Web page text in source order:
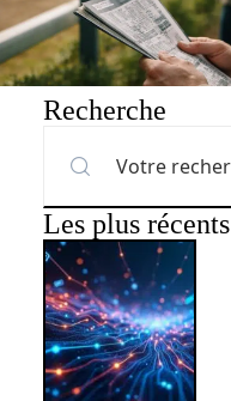
Recherche
Les plus récents